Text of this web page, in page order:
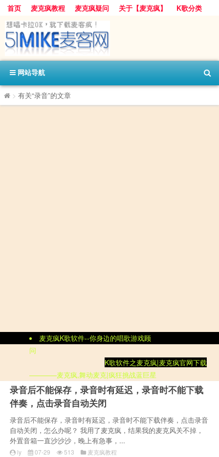
首页 麦克疯教程 麦克疯疑问 关于【麦克疯】 K歌分类
网站导航
> 有关“录音”的文章
麦克疯K歌软件--你身边的唱歌游戏顾
问
K歌软件之麦克疯|麦克疯官网下载
————麦克疯,舞动麦克|疯狂挑战蓝巨星
录音后不能保存，录音时有延迟，录音时不能下载
伴奏，点击录音自动关闭
录音后不能保存，录音时有延迟，录音时不能下载伴奏，点击录音
自动关闭，怎么办呢？ 我用了麦克疯，结果我的麦克风关不掉，
外置音箱一直沙沙沙，晚上有急事，...
ly 07-29 513 麦克疯教程